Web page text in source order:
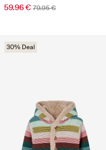
59.96 € 79.95 €
30% Deal